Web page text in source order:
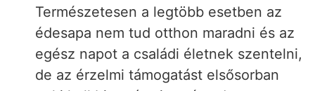
Természetesen a legtöbb esetben az
édesapa nem tud otthon maradni és az
egész napot a családi életnek szentelni,
de az érzelmi támogatást elsősorban